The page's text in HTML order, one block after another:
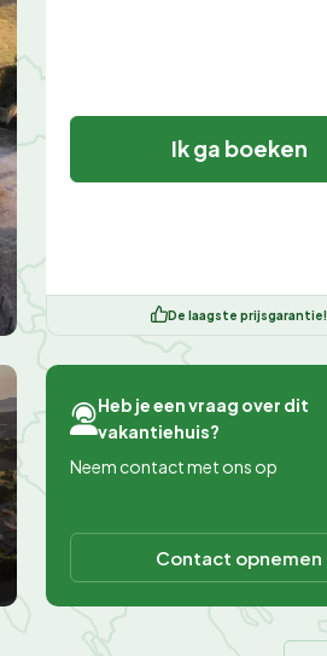
Ik ga boeken
De laagste prijsgarantie!
Heb je een vraag over dit
vakantiehuis?
Neem contact met ons op
Contact opnemen